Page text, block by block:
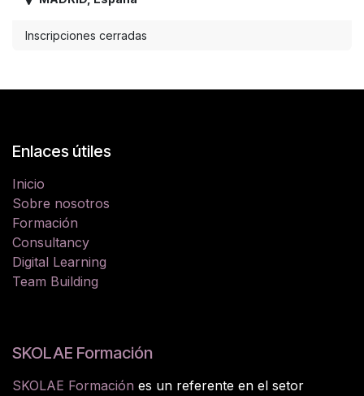
Inscripciones cerradas
Enlaces útiles
Inicio
Sobre nosotros
Formación
Consultancy
Digital Learning
Team Building
SKOLAE Formación
SKOLAE Formación es un referente en el setor